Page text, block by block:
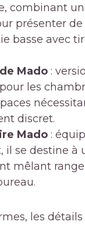
combinant
présenter
basse avec
Mado :
les
discret.
Mado :
il se destine à
mêlant
les